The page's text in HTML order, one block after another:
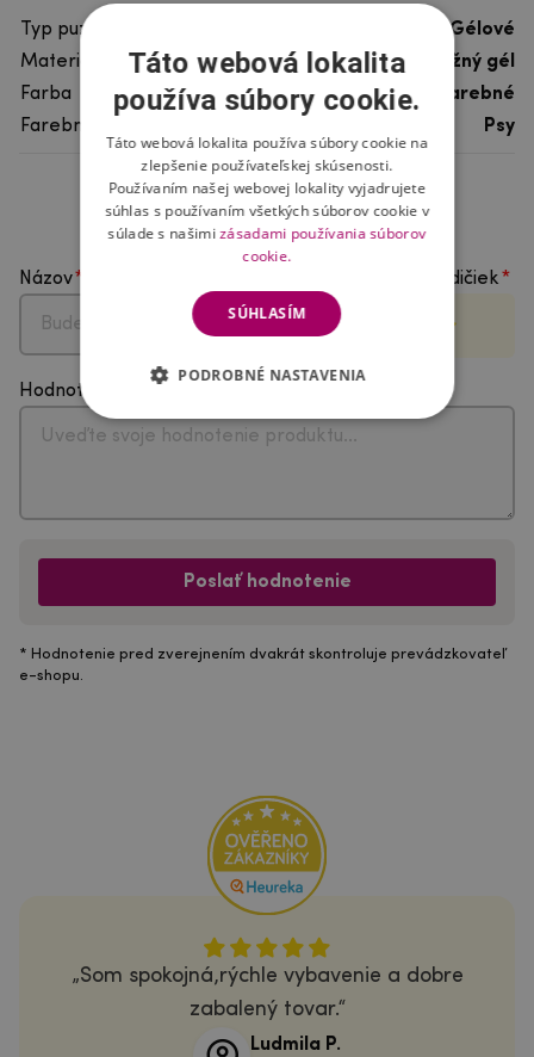
Typ puzdra
Gélové
Materiál
pružný gél
Farba
viacfarebné
Farebný motív
Psy
Hodnotenie produktu
Názov Vyberte počet hviezdičiek
Hodnotenie
Poslať hodnotenie
* Hodnotenie pred zverejnením dvakrát skontroluje prevádzkovateľ
e-shopu.
Som spokojná,rýchle vybavenie a dobre
zabalený tovar.
Ludmila P.
Táto webová lokalita
používa súbory cookie.
Táto webová lokalita používa súbory cookie na
zlepšenie používateľskej skúsenosti.
Používaním našej webovej lokality vyjadrujete
súhlas s používaním všetkých súborov cookie v
súlade s našimizásadami používania súborov
cookie.
SÚHLASÍM
PODROBNÉ NASTAVENIA